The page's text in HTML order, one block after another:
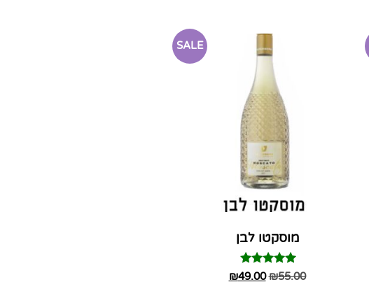
SALE
מוסקטו לבן
דורג
₪55.00
₪49.00